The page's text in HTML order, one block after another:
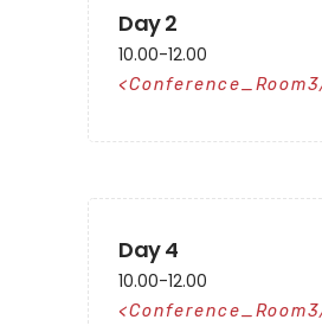
Day 2
10.00-12.00
Conference_Room3
Day 4
10.00-12.00
Conference_Room3